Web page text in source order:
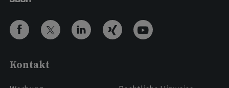
Kontakt